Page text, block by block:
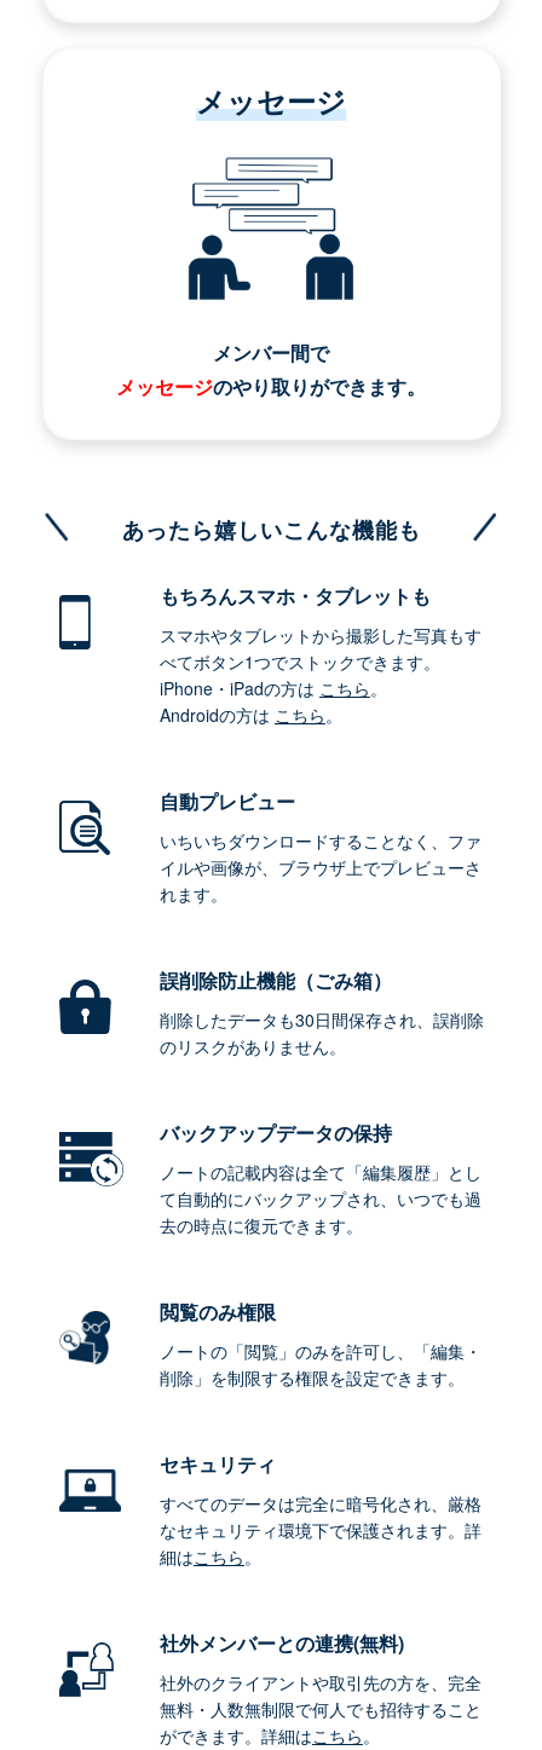
メッセージ
メンバー間で
メッセージのやり取りができます。
あったら嬉しいこんな機能も
もちろんスマホ・タブレットも
スマホやタブレットから撮影した写真もす
べてボタン1つでストックできます。
iPhone・iPadの方は こちら。
Androidの方は こちら。
自動プレビュー
いちいちダウンロードすることなく、ファ
イルや画像が、ブラウザ上でプレビューさ
れます。
誤削除防止機能（ごみ箱）
削除したデータも30日間保存され、誤削除
のリスクがありません。
バックアップデータの保持
ノートの記載内容は全て「編集履歴」とし
て自動的にバックアップされ、いつでも過
去の時点に復元できます。
閲覧のみ権限
ノートの「閲覧」のみを許可し、「編集・
削除」を制限する権限を設定できます。
セキュリティ
すべてのデータは完全に暗号化され、厳格
なセキュリティ環境下で保護されます。詳
細はこちら。
社外メンバーとの連携(無料)
社外のクライアントや取引先の方を、完全
無料・人数無制限で何人でも招待すること
ができます。詳細はこちら。